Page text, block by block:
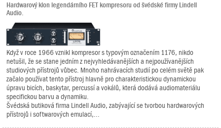
Hardwarový klon legendárního FET kompresoru od švédské firmy Lindell
Audio.
Když v roce 1966 vznikl kompresor s typovým označením 1176, nikdo
netušil, že se stane jedním z nejvyhledávanějších a nejpoužívanějších
studiových přístrojů vůbec. Mnoho nahrávacích studií po celém světě pak
začalo používat tento přístroj hlavně pro charakteristickou dynamickou
úpravu bicích, baskytar, percussí a vokálů, která dodává audiomateriálu
specifickou barvu a dynamiku.
Švédská butiková firma Lindell Audio, zabývající se tvorbou hardwarových
přístrojů i softwarových emulací,...